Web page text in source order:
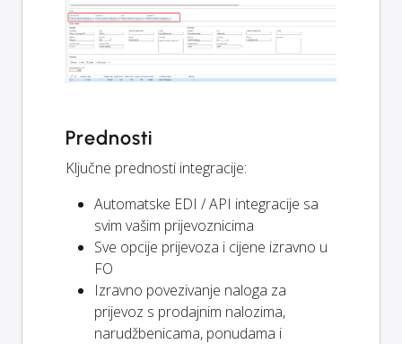
Prednosti
Ključne prednosti integracije:
Automatske EDI / API integracije sa
svim vašim prijevoznicima
Sve opcije prijevoza i cijene izravno u
FO
Izravno povezivanje naloga za
prijevoz s prodajnim nalozima,
narudžbenicama, ponudama i